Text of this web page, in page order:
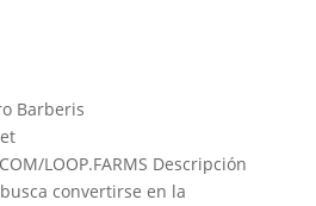
Barberis
LOOP.FARMS Descripción
convertirse en la